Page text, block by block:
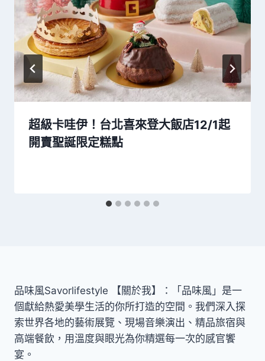
超級卡哇伊！台北喜來登大飯店12/1起
開賣聖誕限定糕點
品味風Savorlifestyle 【關於我】：「品味風」是一
個獻給熱愛美學生活的你所打造的空間。我們深入探
索世界各地的藝術展覽、現場音樂演出、精品旅宿與
高端餐飲，用溫度與眼光為你精選每一次的感官饗
宴。